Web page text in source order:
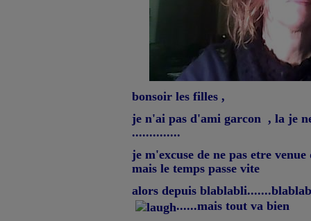
bonsoir les filles ,
je n'ai pas d'ami garcon , la je
..............
je m'excuse de ne pas etre
mais le temps passe vite
alors depuis
......mais tout va bien